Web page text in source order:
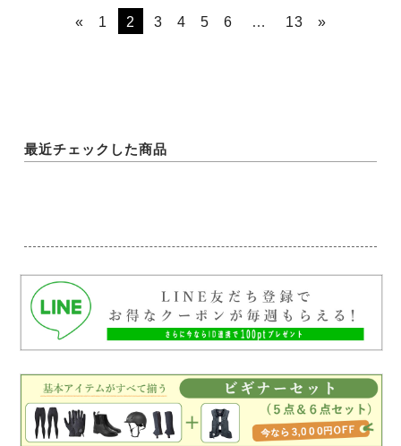
« 1 2 3 4 5 6 … 13 »
最近チェックした商品